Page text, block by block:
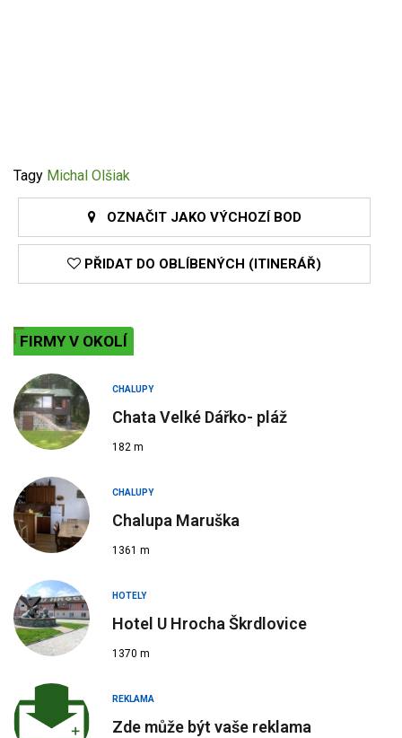
Tagy Michal Olšiak
OZNAČIT JAKO VÝCHOZÍ BOD
PŘIDAT DO OBLÍBENÝCH (ITINERÁŘ)
FIRMY V OKOLÍ
CHALUPY
Chata Velké Dářko- pláž
182 m
CHALUPY
Chalupa Maruška
1361 m
HOTELY
Hotel U Hrocha Škrdlovice
1370 m
REKLAMA
Zde může být vaše reklama